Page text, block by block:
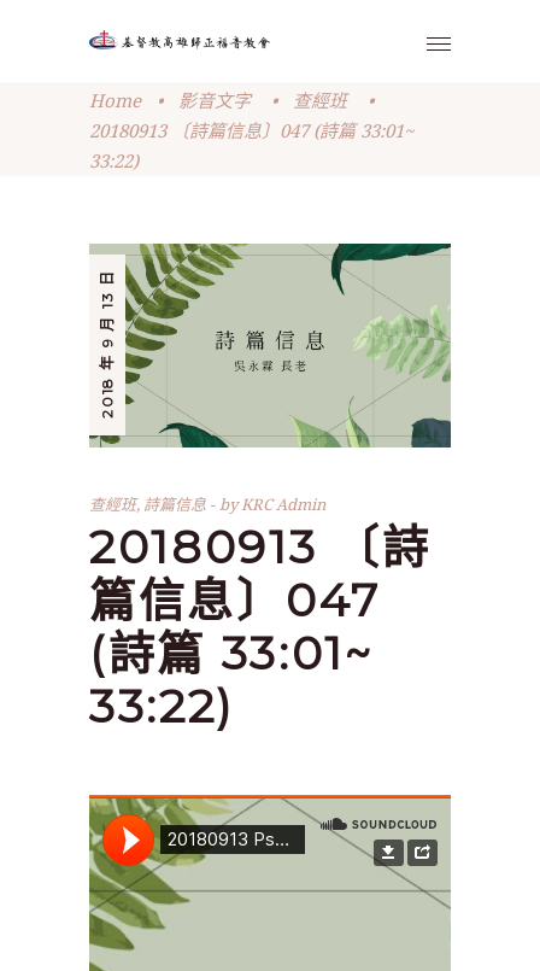
Home • 影音文字 • 查經班
•
20180913 〔詩篇信息〕047 (詩篇 33:01~
33:22)
2018 年 9 月 13 日
查經班, 詩篇信息 byKRC Admin
20180913 〔詩
篇信息〕047
(詩篇 33:01~
33:22)